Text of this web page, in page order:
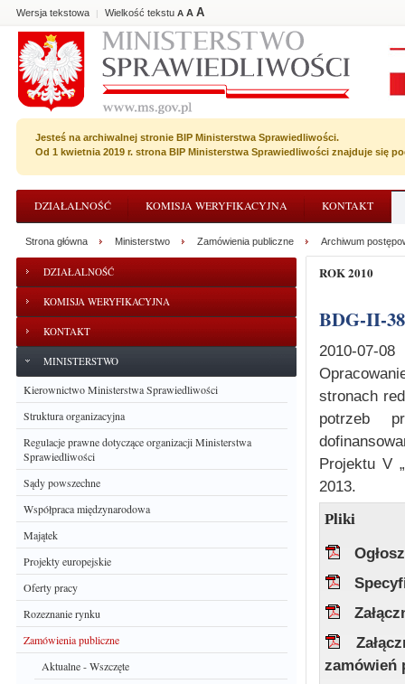
Wersja tekstowa | Wielkość tekstu A A A
Jesteś na archiwalnej stronie BIP Ministerstwa Sprawiedliwości.
Od 1 kwietnia 2019 r. strona BIP Ministerstwa Sprawiedliwości znajduje się
DZIAŁALNOŚĆ KOMISJA WERYFIKACYJNA KONTAKT
DZIAŁALNOŚĆ
KOMISJA WERYFIKACYJNA
KONTAKT
MINISTERSTWO
Kierownictwo Ministerstwa Sprawiedliwości
Struktura organizacyjna
Regulacje prawne dotyczące organizacji Ministerstwa
Sprawiedliwości
Sądy powszechne
Współpraca międzynarodowa
Majątek
Projekty europejskie
Oferty pracy
Rozeznanie rynku
Zamówienia publiczne
Aktualne - Wszczęte
Strona główna Ministerstwo Zamówienia publiczne Archiwum
ROK 2010
BDG-II-
2010-07-08
stronach
potrzeb
Projektu V
2013.
Pliki
zamówień